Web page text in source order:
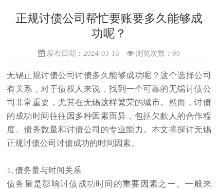
正规讨债公司帮忙要账要多久能够成
功呢？
发布日期：2024-03-16 浏览次数： 90
无锡正规讨债公司讨债多久能够成功呢？这个选择公司
有关系，对于债权人来说，找到一个可靠的无锡讨债公
司 非常重要，尤其在无锡这样繁荣的城市。然而，讨债
的成功时间往往因多种因素而异，包括欠款人的合作程
度、债务数量和讨债公司的专业能力。本文将探讨无锡
正规讨债公司讨债成功的时间因素。
1. 债务量与时间关系
债务量是影响讨债成功时间的重要因素之一。一般来